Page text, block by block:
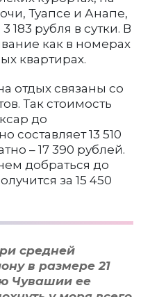
Туапсе и Анапе,
183 рубля в сутки. В
как в номерах
квартирах.
отдых связаны со
Так стоимость
до
составляет 13 510
– 17 390 рублей.
добраться до
за 15 450
средней
в размере 21
Чувашии ее